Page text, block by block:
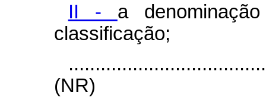
II - a
classificação;
(NR)